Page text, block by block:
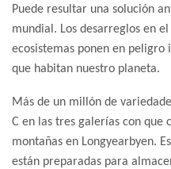
Puede resultar una solución
mundial. Los desarreglos en
ecosistemas ponen en peligro
que habitan nuestro planeta.
Más de un millón de
C en las tres galerías con que
montañas en Longyearbyen.
están preparadas para